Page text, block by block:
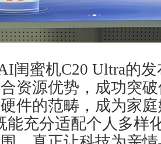
闺蜜机C20 Ultra的
资源优势，成功突
件的范畴，成为家
能充分适配个人多样